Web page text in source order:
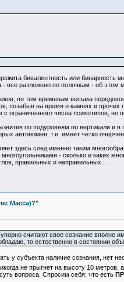
бивалентность или бинарность
все разложено по полочкам - об
по тем временам весьма
позабыв на время о камнях и
с ограниченного числа психотипов,
по подуровням по вертикали и
автономен, т.е. имеет четко
здесь след именно таким
- сколько и каких
правильных и неправильных...
Масса)?"
считают свое сознание вполне
то естественно в состоянии
у субъекта наличие сознания, нет
не прыгнет на высоту 10 метров,
вопроса. Спросим себя: что есть